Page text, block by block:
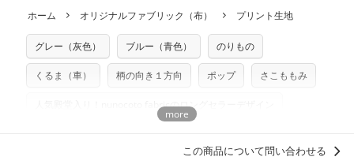
※カットを希望の方は備考欄に「50cmずつカット希望」など
ご記載ください（50cm単位でのカットのみ）
プリント布の仕様についてもっと詳しく見る
※配送日のご指定は承れません。出来上がり次第、順次発送
いませんのでご了承ください）
※有料型紙（ホームソーイング型紙シリーズ）および柄がえ
らべるキットに付属された型紙は商用利用できませんのでご
注意ください。型紙自体の転用・販売および型紙を使用して
商用利用についての詳細はこちら
ホーム オリジナルファブリック（布） プリント生地
グレー（灰色） ブルー（青色） のりもの
くるま（車） 柄の向き１方向 ポップ さこももみ
人気殿堂入り！nunocoto fabricのロングセラーデザイン
この商品について問い合わせる